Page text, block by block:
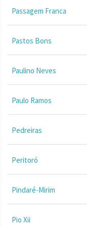
Passagem Franca
Pastos Bons
Paulino Neves
Paulo Ramos
Pedreiras
Peritoró
Pindaré-Mirim
Pio Xii